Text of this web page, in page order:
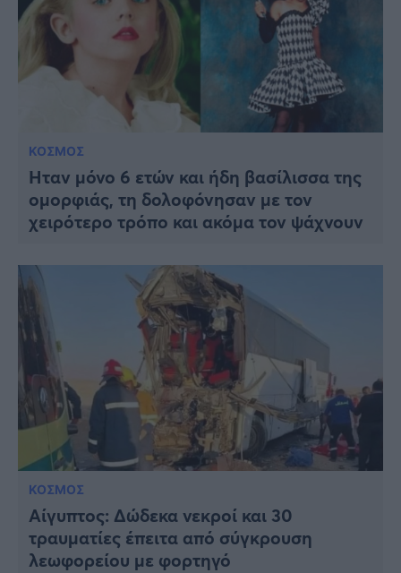
ΚΟΣΜΟΣ
Ήταν μόνο 6 ετών και ήδη βασίλισσα της
ομορφιάς, τη δολοφόνησαν με τον
χειρότερο τρόπο και ακόμα τον ψάχνουν
ΚΟΣΜΟΣ
Αίγυπτος: Δώδεκα νεκροί και 30
τραυματίες έπειτα από σύγκρουση
λεωφορείου με φορτηγό